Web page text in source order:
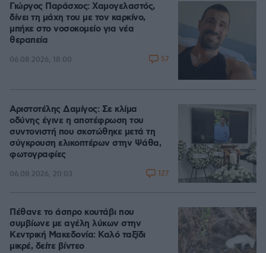
Γιώργος Παράσχος: Χαμογελαστός,
δίνει τη μάχη του με τον καρκίνο,
μπήκε στο νοσοκομείο για νέα
θεραπεία
06.08.2026, 18:00 57
Αριστοτέλης Δαμίγος: Σε κλίμα
οδύνης έγινε η αποτέφρωση του
συντονιστή που σκοτώθηκε μετά τη
σύγκρουση ελικοπτέρων στην Ψάθα,
φωτογραφίες
06.08.2026, 20:03 127
Πέθανε το άσπρο κουτάβι που
συμβίωνε με αγέλη λύκων στην
Κεντρική Μακεδονία: Καλό ταξίδι
μικρέ, δείτε βίντεο